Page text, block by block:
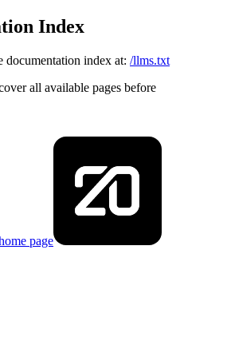
Index
documentation index at: /llms.txt
all available pages before
page